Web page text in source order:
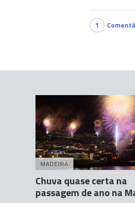
1
MADEIRA
Chuva quase certa na
passagem de ano na